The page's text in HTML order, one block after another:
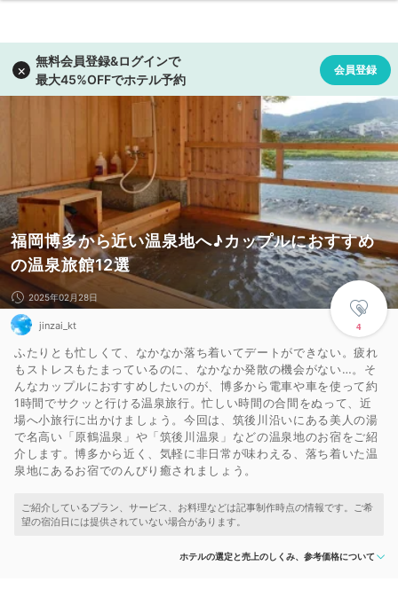
福岡博多から近い温泉地へ♪カップルにおすすめ
の温泉旅館12選
4
2025年02月28日
jinzai_kt
ふたりとも忙しくて、なかなか落ち着いてデートができない。疲れ
もストレスもたまっているのに、なかなか発散の機会がない…。そ
んなカップルにおすすめしたいのが、博多から電車や車を使って約
1時間でサクッと行ける温泉旅行。忙しい時間の合間をぬって、近
場へ小旅行に出かけましょう。今回は、筑後川沿いにある美人の湯
で名高い「原鶴温泉」や「筑後川温泉」などの温泉地のお宿をご紹
介します。博多から近く、気軽に非日常が味わえる、落ち着いた温
泉地にあるお宿でのんびり癒されましょう。
ホテルの選定と売上のしくみ、参考価格について